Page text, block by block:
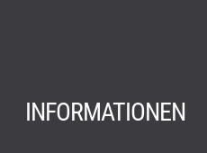
INFORMATIONEN